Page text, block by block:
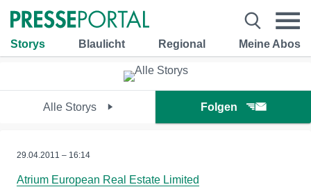
Storys Blaulicht Regional Meine Abos
Alle Storys Folgen
29.04.2011 – 16:14
Atrium European Real Estate Limited